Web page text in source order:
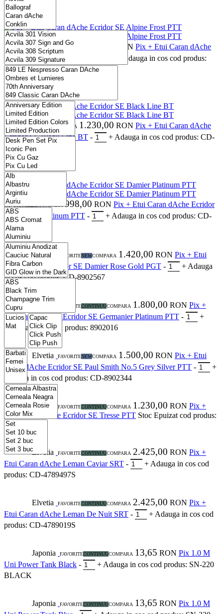
Elvetia
FAVORITECONTINUU RON Pix + Etui Caran dAche
Ecridor SE Alpine Frost PTT
Adauga in cos cod produs:
CC0890025
Elvetia
COMPARA 1.230,00 RON Pix + Etui Caran dAche
Ecridor SE Black Line BT - + Adauga in cos cod produs: CD-
8902010
FAVORITENEWCOMPARA 998,00 RON Pix + Etui Caran dAche Ecridor
SE Damier Platinum PTT - + Adauga in cos cod produs: CD-
8902566
Elvetia FAVORITENEWCOMPARA 1.420,00 RON Pix + Etui
Caran dAche Ecridor SE Damier Rose Gold PGT - + Adauga
in cos cod produs: CD-8902567
Elvetia FAVORITECONTINUUCOMPARA 1.800,00 RON Pix +
Etui Caran dAche Ecridor SE Germanier Platinum PTT -
+
Adauga in cos cod produs: 8902016
Elvetia FAVORITENEWCOMPARA 1.500,00 RON Pix + Etui
Caran dAche Ecridor SE Paul Smith No.5 Grey Silver PTT -
+
Adauga in cos cod produs: CD-8902344
Elvetia FAVORITECONTINUUCOMPARA 1.230,00 RON Pix +
Etui Caran dAche Ecridor SE Tresse PTT Stoc Epuizat cod produs:
CD-8902024
Elvetia FAVORITECONTINUUCOMPARA 2.425,00 RON Pix +
Etui Caran dAche Leman Caviar SRT - + Adauga in cos cod
produs: CD-4789497S
Elvetia FAVORITECONTINUUCOMPARA 2.425,00 RON Pix +
Etui Caran dAche Leman De Nuit SRT - + Adauga in cos cod
produs: CD-4789019S
Japonia FAVORITECONTINUUCOMPARA 13,65 RON Pix 1.0 M
Uni Power Tank Black - + Adauga in cos cod produs: SN-220
BLACK
Japonia FAVORITECONTINUUCOMPARA 13,65 RON Pix 1.0 M